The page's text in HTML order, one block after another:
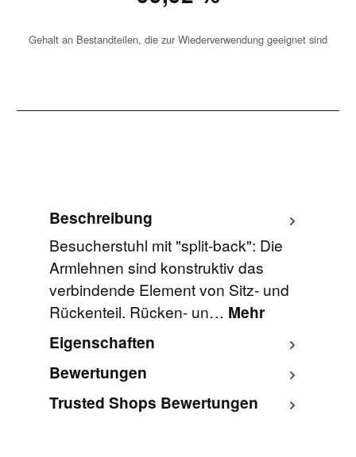
Gehalt an Bestandteilen, die zur Wiederverwendung geeignet sind
Beschreibung
Besucherstuhl mit "split-back": Die
Armlehnen sind konstruktiv das
verbindende Element von Sitz- und
Rückenteil. Rücken- un… Mehr
Eigenschaften
Bewertungen
Trusted Shops Bewertungen